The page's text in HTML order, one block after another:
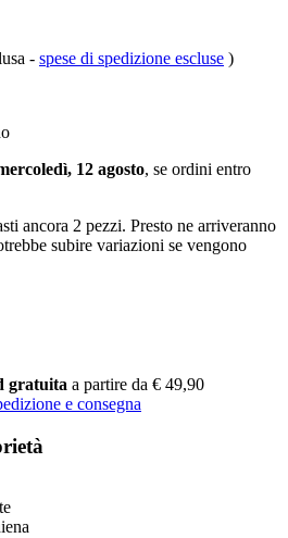
- spese di spedizione escluse )
12 agosto, se ordini entro
ancora 2 pezzi. Presto ne arriveranno
subire variazioni se vengono
gratuita a partire da € 49,90
e consegna